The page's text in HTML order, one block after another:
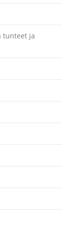
tunteet ja